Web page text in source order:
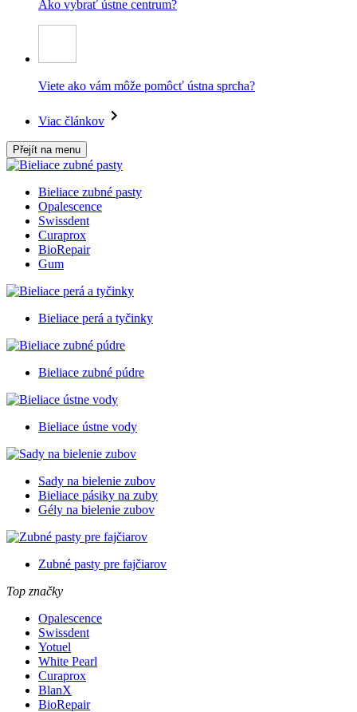
Ako vybrať ústne centrum?
Viete ako vám môže pomôcť ústna sprcha?
Viac článkov
Přejít na menu
Bieliace zubné pasty
Opalescence
Swissdent
Curaprox
BioRepair
Gum
Bieliace perá a tyčinky
Bieliace zubné púdre
Bieliace ústne vody
Sady na bielenie zubov
Bieliace pásiky na zuby
Gély na bielenie zubov
Zubné pasty pre fajčiarov
Top značky
Opalescence
Swissdent
Yotuel
White Pearl
Curaprox
BlanX
BioRepair